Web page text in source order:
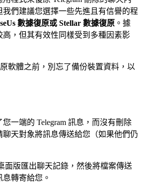
們建議您選擇一些先進且有信譽的程
數據復原或 Stellar 數據復原 。據
，但其有效性同樣受到多種因素影
軟體之前，別忘了備份裝置資料，以
一端的 Telegram 訊息，而沒有刪除
天對象將訊息傳送給您（如果他們仍
面版匯出聊天記錄，然後將檔案傳送
轉寄給您。